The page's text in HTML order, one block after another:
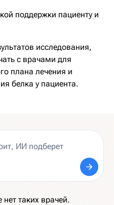
поддержки пациенту и
исследования,
с врачами для
плана лечения и
белка у пациента.
таких врачей.